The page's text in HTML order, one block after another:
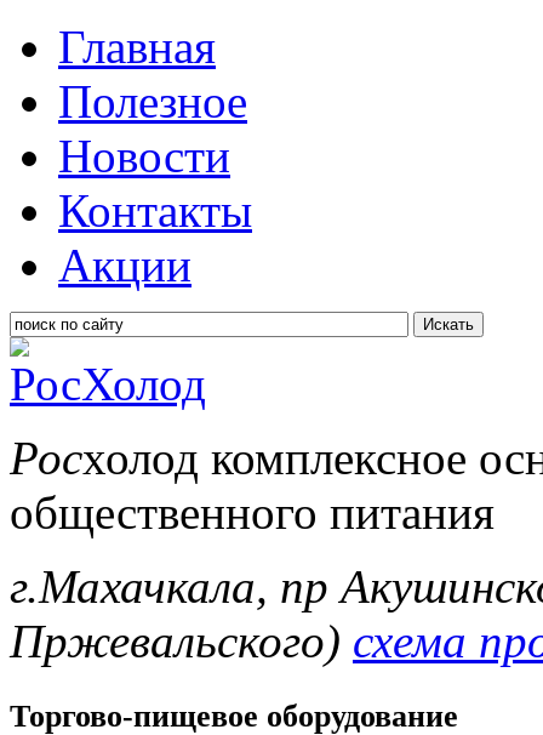
Главная
Полезное
Новости
Контакты
Акции
Искать
Росхолод комплексное
общественного питания
г.Махачкала, пр
Пржевальского) схема
Торгово-пищевое оборудование